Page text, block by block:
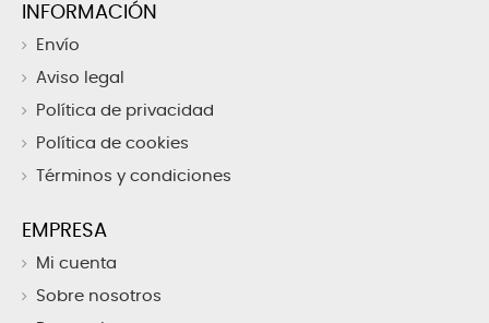
INFORMACIÓN
Envío
Aviso legal
Política de privacidad
Política de cookies
Términos y condiciones
EMPRESA
Mi cuenta
Sobre nosotros